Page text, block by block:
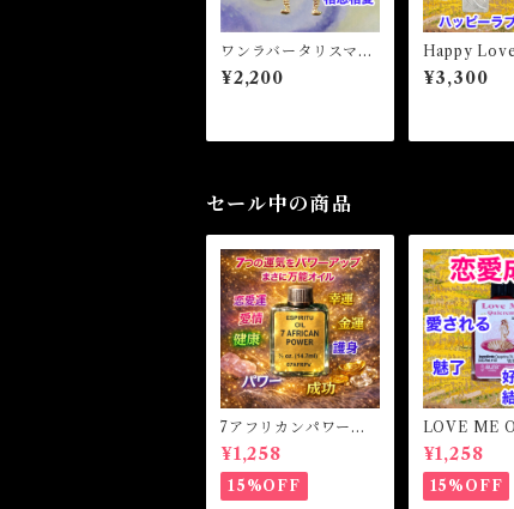
ワンラバータリスマ
ン ONE LOVER Tal
isman
¥2,200
Happy
ハッピーラブ
ア 白魔術ア
¥3,300
セール中の商品
7アフリカンパワー
マジカルオイル・魔女
オイル 7AFRICAN
POWERS Magical O
il
¥1,258
15%OFF
LOVE ME
ミーオイル
愛・愛される-
¥1,258
15%OFF